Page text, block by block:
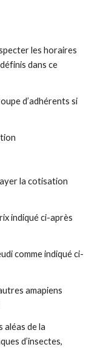
les horaires
dans ce
d’adhérents si
la cotisation
indiqué ci-après
comme indiqué ci-
amapiens
aléas de la
d’insectes,